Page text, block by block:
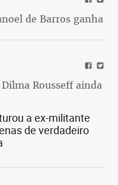
de Barros ganha
Rousseff ainda
a ex-militante
de verdadeiro